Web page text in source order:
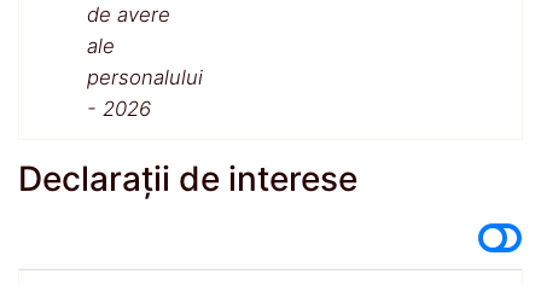
de avere
ale
personalului
- 2026
Declarații de interese